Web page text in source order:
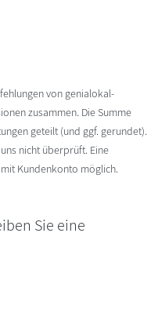
von genialokal-
zusammen. Die Summe
geteilt (und ggf. gerundet).
nicht überprüft. Eine
Kundenkonto möglich.
Sie eine